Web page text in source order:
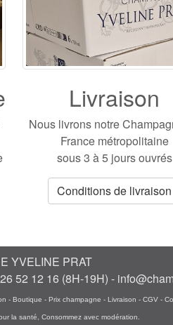
Livraison
Nous livrons notre
France métropolitaine
sous 3 à 5 jours ouvrés
Conditions de livraison
YVELINE PRAT
52 12 16 (8H-19H) -
- Boutique - Prix champagne - Livraison - CGV -
la santé, Consommez avec modération.